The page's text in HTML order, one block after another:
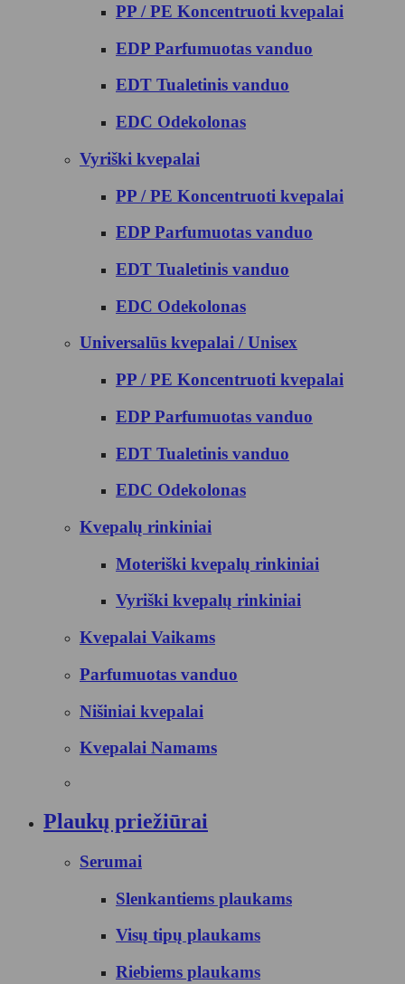
PP / PE Koncentruoti kvepalai
EDP Parfumuotas vanduo
EDT Tualetinis vanduo
EDC Odekolonas
Vyriški kvepalai
PP / PE Koncentruoti kvepalai
EDP Parfumuotas vanduo
EDT Tualetinis vanduo
EDC Odekolonas
Universalūs kvepalai / Unisex
PP / PE Koncentruoti kvepalai
EDP Parfumuotas vanduo
EDT Tualetinis vanduo
EDC Odekolonas
Kvepalų rinkiniai
Moteriški kvepalų rinkiniai
Vyriški kvepalų rinkiniai
Kvepalai Vaikams
Parfumuotas vanduo
Nišiniai kvepalai
Kvepalai Namams
Plaukų priežiūrai
Serumai
Slenkantiems plaukams
Visų tipų plaukams
Riebiems plaukams